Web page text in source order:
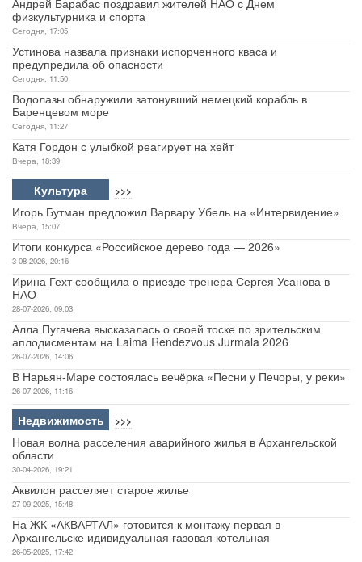
физкультурника и спорта
Сегодня, 17:05
Устинова назвала признаки испорченного кваса и
предупредила об опасности
Сегодня, 11:50
Водолазы обнаружили затонувший немецкий корабль в
Баренцевом море
Сегодня, 11:27
Катя Гордон с улыбкой реагирует на хейт
Вчера, 18:39
Культура >>>
Игорь Бутман предложил Варвару Убель на «Интервидение»
Вчера, 15:07
Итоги конкурса «Российское дерево года — 2026»
3-08-2026, 20:16
Ирина Гехт сообщила о приезде тренера Сергея Усанова в
НАО
28-07-2026, 09:03
Алла Пугачева высказалась о своей тоске по зрительским
аплодисментам на Laima Rendezvous Jurmala 2026
26-07-2026, 14:06
В Нарьян-Маре состоялась вечёрка «Песни у Печоры, у реки»
26-07-2026, 11:16
Недвижимость >>>
Новая волна расселения аварийного жилья в Архангельской
области
30-04-2026, 19:21
Аквилон расселяет старое жилье
27-09-2025, 15:48
На ЖК «АКВАРТАЛ» готовится к монтажу первая в
Архангельске идивидуальная газовая котельная
26-05-2025, 17:42